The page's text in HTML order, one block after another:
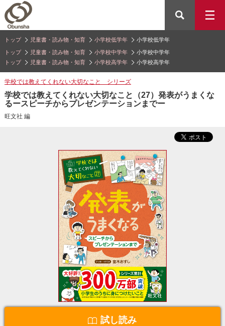
トップ 児童書・読み物・知育 小学校低学年 小学校低学年
トップ 児童書・読み物・知育 小学校中学年
小学校中学年
トップ
児童書・読み物・知育 小学校高学年 小学校高学年
学校では教えてくれない大切なこと シリーズ
学校では教えてくれない大切なこと（27）発表がうまくな
るースピーチからプレゼンテーションまでー
旺文社 編
試し読み